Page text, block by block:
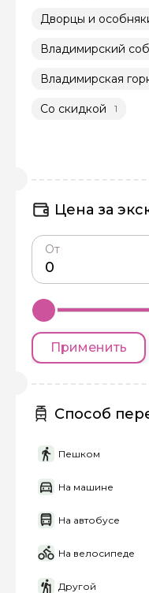
Дворцы и
Владимирский
Владимирская
Со скидкой 1
Цена за
От
Применить
Способ
Пешком
На машине
На автобусе
На велосипеде
Другой